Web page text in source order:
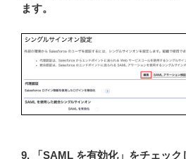
ます。
9. 「SAML を有効化」をチェック